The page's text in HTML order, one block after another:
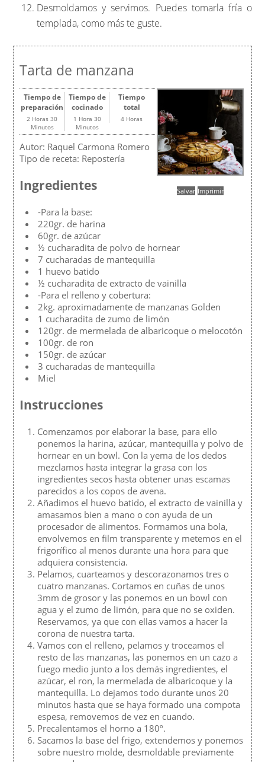
Desmoldamos y servimos. Puedes tomarla fría o
templada, como más te guste.
Tarta de manzana
Salvar Imprimir
Tiempo de
preparación
2 Horas 30
Minutos
Tiempo de
cocinado
1 Hora 30
Minutos
Tiempo
total
4 Horas
Autor: Raquel Carmona Romero
Tipo de receta: Repostería
Ingredientes
-Para la base:
220gr. de harina
60gr. de azúcar
½ cucharadita de polvo de hornear
7 cucharadas de mantequilla
1 huevo batido
½ cucharadita de extracto de vainilla
-Para el relleno y cobertura:
2kg. aproximadamente de manzanas Golden
1 cucharadita de zumo de limón
120gr. de mermelada de albaricoque o melocotón
100gr. de ron
150gr. de azúcar
3 cucharadas de mantequilla
Miel
Instrucciones
Comenzamos por elaborar la base, para ello
ponemos la harina, azúcar, mantequilla y polvo de
hornear en un bowl. Con la yema de los dedos
mezclamos hasta integrar la grasa con los
ingredientes secos hasta obtener unas escamas
parecidos a los copos de avena.
Añadimos el huevo batido, el extracto de vainilla y
amasamos bien a mano o con ayuda de un
procesador de alimentos. Formamos una bola,
envolvemos en film transparente y metemos en el
frigorífico al menos durante una hora para que
adquiera consistencia.
Pelamos, cuarteamos y descorazonamos tres o
cuatro manzanas. Cortamos en cuñas de unos
3mm de grosor y las ponemos en un bowl con
agua y el zumo de limón, para que no se oxiden.
Reservamos, ya que con ellas vamos a hacer la
corona de nuestra tarta.
Vamos con el relleno, pelamos y troceamos el
resto de las manzanas, las ponemos en un cazo a
fuego medio junto a los demás ingredientes, el
azúcar, el ron, la mermelada de albaricoque y la
mantequilla. Lo dejamos todo durante unos 20
minutos hasta que se haya formado una compota
espesa, removemos de vez en cuando.
Precalentamos el horno a 180º.
Sacamos la base del frigo, extendemos y ponemos
sobre nuestro molde, desmoldable previamente